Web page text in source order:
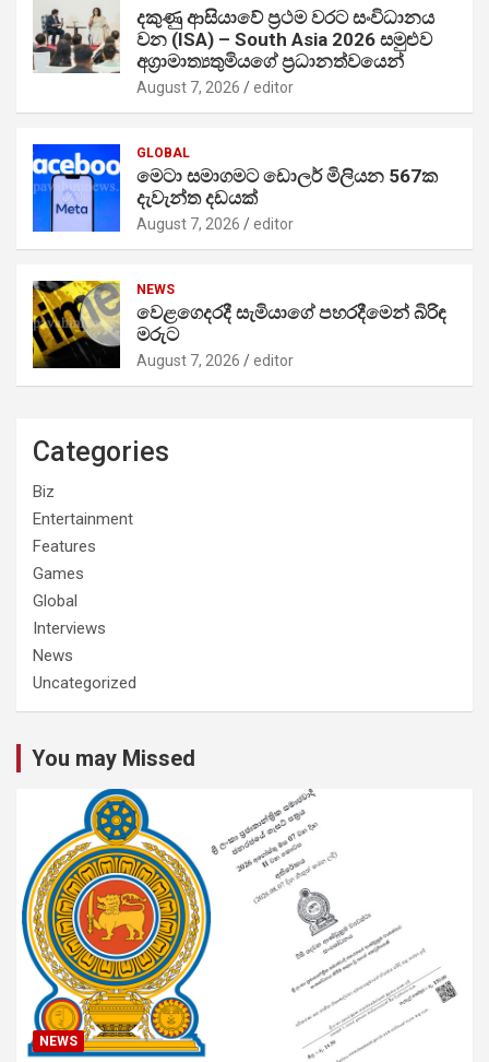
දකුණු ආසියාවේ ප්‍රථම වරට සංවිධානය
වන (ISA) – South Asia 2026 සමුළුව
අග්‍රාමාත්‍යතුමියගේ ප්‍රධානත්වයෙන්
August 7, 2026 editor
GLOBAL
මෙටා සමාගමට ඩොලර් මිලියන 567ක
දැවැන්ත දඩයක්
August 7, 2026 editor
NEWS
වෙළගෙදරදී සැමියාගේ පහරදීමෙන් බිරිඳ
මරුට
August 7, 2026 editor
Categories
Biz
Entertainment
Features
Games
Global
Interviews
News
Uncategorized
You may Missed
NEWS